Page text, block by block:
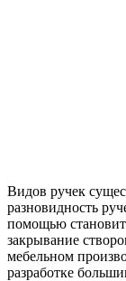
Видов ручек
разновидность
помощью
закрывание
мебельном
разработке